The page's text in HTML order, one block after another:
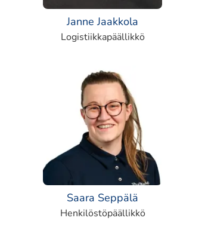
Janne Jaakkola
Logistiikkapäällikkö
Saara Seppälä
Henkilöstöpäällikkö